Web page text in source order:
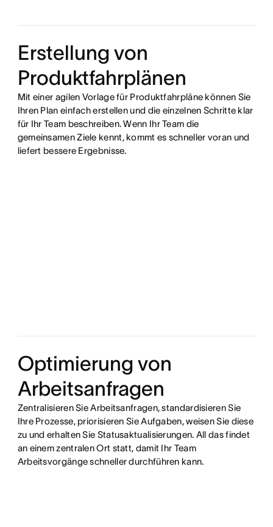
Erstellung von
Produktfahrplänen
Mit einer agilen Vorlage für Produktfahrpläne können Sie
Ihren Plan einfach erstellen und die einzelnen Schritte klar
für Ihr Team beschreiben. Wenn Ihr Team die
gemeinsamen Ziele kennt, kommt es schneller voran und
liefert bessere Ergebnisse.
Optimierung von
Arbeitsanfragen
Zentralisieren Sie Arbeitsanfragen, standardisieren Sie
Ihre Prozesse, priorisieren Sie Aufgaben, weisen Sie diese
zu und erhalten Sie Statusaktualisierungen. All das findet
an einem zentralen Ort statt, damit Ihr Team
Arbeitsvorgänge schneller durchführen kann.